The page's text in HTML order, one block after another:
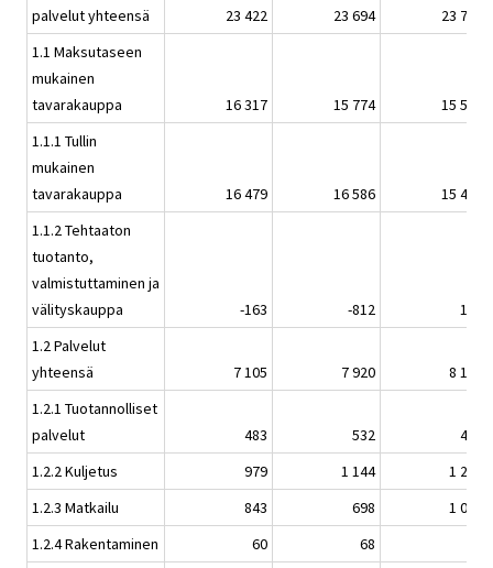
palvelut yhteensä
23 422 23 694
23 705
1.1 Maksutaseen
mukainen
tavarakauppa
16 317 15 774
15 589
1.1.1 Tullin
mukainen
tavarakauppa
16 479 16 586
15 454
1.1.2 Tehtaaton
tuotanto,
valmistuttaminen ja
välityskauppa
-163 -812
135
1.2 Palvelut
yhteensä
7 105 7 920
8 115
1.2.1 Tuotannolliset
palvelut
483 532
456
1.2.2 Kuljetus
979 1 144
1 259
1.2.3 Matkailu
843 698
1 018
1.2.4 Rakentaminen
60 68